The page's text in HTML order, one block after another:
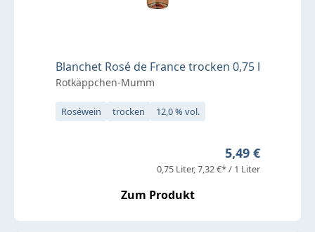
Blanchet Rosé de France trocken 0,75 l
Rotkäppchen-Mumm
Roséwein trocken 12,0 % vol.
Regulärer
5,49 €
0,75 Liter 7,32 €* / 1 Liter
Zum Produkt